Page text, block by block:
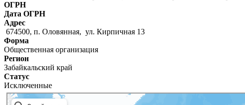
ОГРН
Дата ОГРН
Адрес
674500, п. Оловянная, ул. Кирпичная 13
Форма
Общественная организация
Регион
Забайкальский край
Статус
Исключенные